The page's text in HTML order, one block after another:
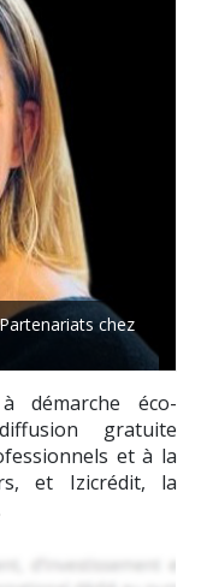
chez
démarche éco-
gratuite
et à la
et Izicrédit, la